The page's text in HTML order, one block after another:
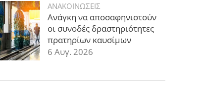
ΑΝΑΚΟΙΝΩΣΕΙΣ
Ανάγκη να αποσαφηνιστούν
οι συνοδές δραστηριότητες
πρατηρίων καυσίμων
6 Αυγ. 2026